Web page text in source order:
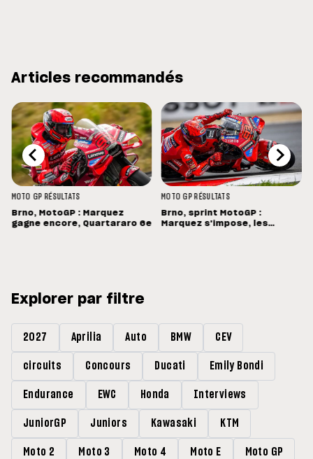
Articles recommandés
MOTO GP RÉSULTATS
Brno, MotoGP : Marquez
gagne encore, Quartararo 6e
MOTO GP RÉSULTATS
Brno, sprint MotoGP :
Marquez s'impose, les
Explorer par filtre
2027 Aprilia Auto BMW CEV
circuits Concours Ducati Emily Bondi
Endurance EWC Honda Interviews
JuniorGP Juniors Kawasaki KTM
Moto 2 Moto 3 Moto 4 Moto E Moto GP